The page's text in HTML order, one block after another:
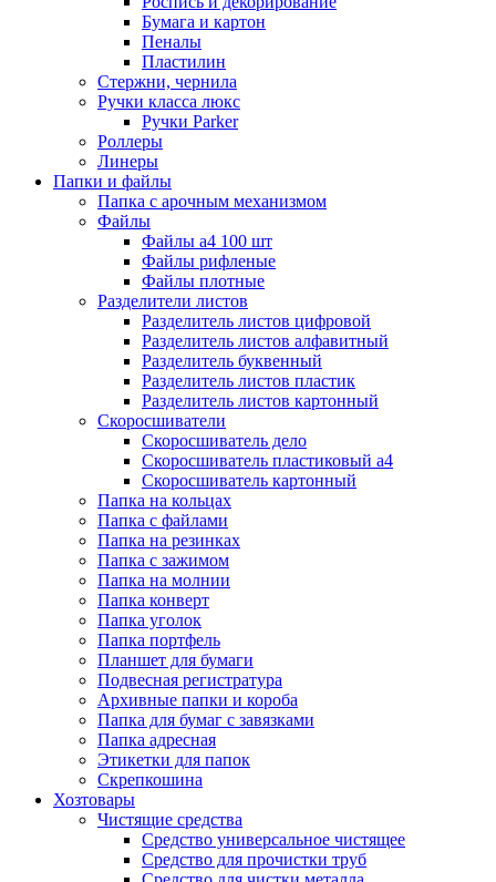
Бумага и картон
Пеналы
Пластилин
Стержни, чернила
Ручки класса люкс
Ручки Parker
Роллеры
Линеры
Папки и файлы
Папка с арочным механизмом
Файлы
Файлы а4 100 шт
Файлы рифленые
Файлы плотные
Разделители листов
Разделитель листов цифровой
Разделитель листов алфавитный
Разделитель буквенный
Разделитель листов пластик
Разделитель листов картонный
Скоросшиватели
Скоросшиватель дело
Скоросшиватель пластиковый а4
Скоросшиватель картонный
Папка на кольцах
Папка с файлами
Папка на резинках
Папка с зажимом
Папка на молнии
Папка конверт
Папка уголок
Папка портфель
Планшет для бумаги
Подвесная регистратура
Архивные папки и короба
Папка для бумаг с завязками
Папка адресная
Этикетки для папок
Скрепкошина
Хозтовары
Чистящие средства
Средство универсальное чистящее
Средство для прочистки труб